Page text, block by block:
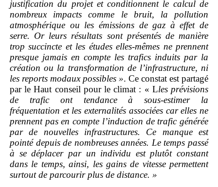
justification du projet et conditionnent le calcul de
nombreux impacts comme le bruit, la pollution
atmosphérique ou les émissions de gaz à effet de
serre. Or leurs résultats sont présentés de manière
trop succincte et les études elles‑mêmes ne prennent
presque jamais en compte les trafics induits par la
création ou la transformation de l’infrastructure, ni
les reports modaux possibles ». Ce constat est partagé
par le Haut conseil pour le climat : « Lles prévisions
de trafic ont tendance à sous‑estimer la
fréquentation et les externalités associées car elles ne
prennent pas en compte l’induction de trafic générée
par de nouvelles infrastructures. Ce manque est
pointé depuis de nombreuses années. Le temps passé
à se déplacer par un individu est plutôt constant
dans le temps, ainsi, les gains de vitesse permettent
surtout de parcourir plus de distance. »